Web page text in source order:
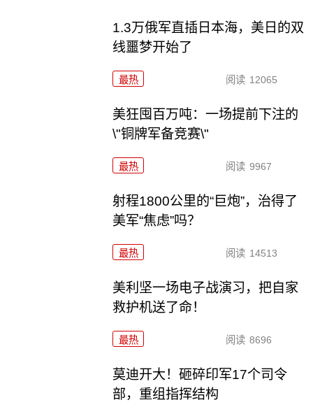
1.3万俄军直插日本海，美日的双
线噩梦开始了
最热 阅读 12065
美狂囤百万吨：一场提前下注的
\"铜牌军备竞赛\"
最热 阅读 9967
射程1800公里的“巨炮”，治得了
美军“焦虑”吗？
最热 阅读 14513
美利坚一场电子战演习，把自家
救护机送了命！
最热 阅读 8696
莫迪开大！砸碎印军17个司令
部，重组指挥结构